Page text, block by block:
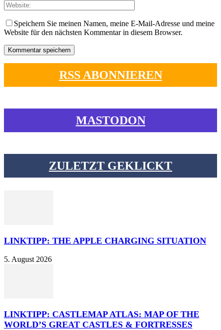
Speichern Sie meinen Namen, meine E-Mail-Adresse und meine
Website für den nächsten Kommentar in diesem Browser.
RSS ABONNIEREN
MASTODON
ZULETZT GEKLICKT
LINKTIPP: THE APPLE CHARGING SITUATION
5. August 2026
LINKTIPP: CASTLEMAP ATLAS: MAP OF THE
WORLD’S GREAT CASTLES & FORTRESSES